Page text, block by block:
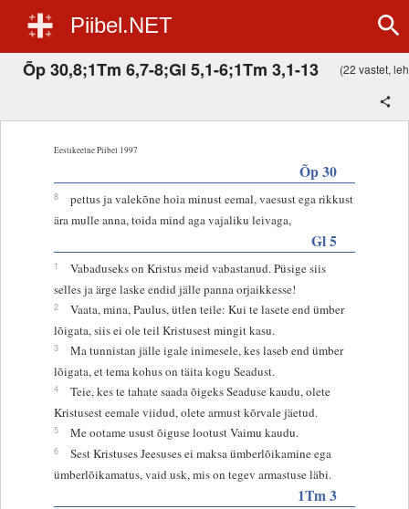
Piibel.NET
Õp 30,8;1Tm 6,7-8;Gl 5,1-6;1Tm 3,1-13 (22 vastet,
Eestikeelne Piibel 1997
Õp 30
8
pettus ja valekõne hoia minust eemal, vaesust ega rikkust
ära mulle anna, toida mind aga vajaliku leivaga,
Gl 5
1
Vabaduseks on Kristus meid vabastanud. Püsige siis
selles ja ärge laske endid jälle panna orjaikkesse!
2
Vaata, mina, Paulus, ütlen teile: Kui te lasete end ümber
lõigata, siis ei ole teil Kristusest mingit kasu.
3
Ma tunnistan jälle igale inimesele, kes laseb end ümber
lõigata, et tema kohus on täita kogu Seadust.
4
Teie, kes te tahate saada õigeks Seaduse kaudu, olete
Kristusest eemale viidud, olete armust kõrvale jäetud.
5 Me ootame usust õiguse lootust Vaimu kaudu.
6
Sest Kristuses Jeesuses ei maksa ümberlõikamine ega
ümberlõikamatus, vaid usk, mis on tegev armastuse läbi.
1Tm 3